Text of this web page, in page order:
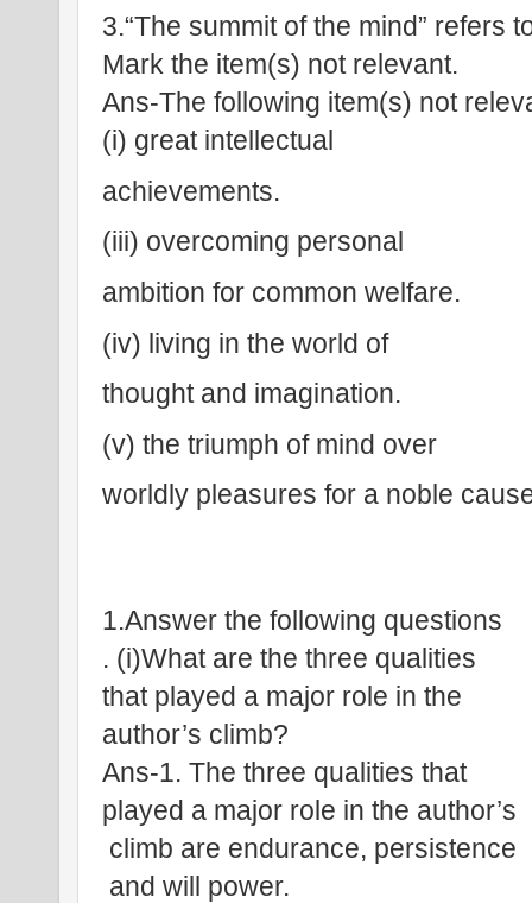
3.“The summit of the mind” refers
Mark the item(s) not relevant.
Ans-The following item(s) not
(i) great intellectual
achievements.
(iii) overcoming personal
ambition for common welfare.
(iv) living in the world of
thought and imagination.
(v) the triumph of mind over
worldly pleasures for a noble
1.Answer the following questions
. (i)What are the three qualities
that played a major role in the
author’s climb?
Ans-1. The three qualities that
played a major role in the author’s
climb are endurance, persistence
and will power.